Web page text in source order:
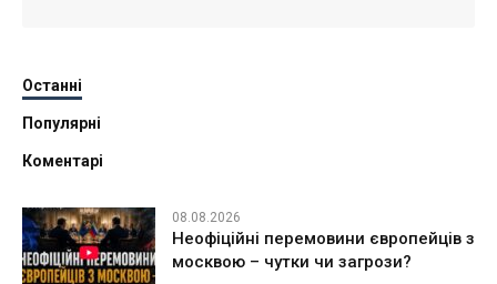
Останні
Популярні
Коментарі
08.08.2026
Неофіційні перемовини європейців з
москвою – чутки чи загрози?